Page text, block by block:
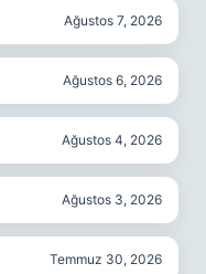
Ağustos 7, 2026
Ağustos 6, 2026
Ağustos 4, 2026
Ağustos 3, 2026
Temmuz 30, 2026